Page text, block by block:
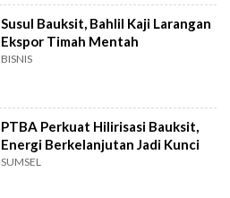
Susul Bauksit, Bahlil Kaji Larangan
Ekspor Timah Mentah
BISNIS
PTBA Perkuat Hilirisasi Bauksit,
Energi Berkelanjutan Jadi Kunci
SUMSEL